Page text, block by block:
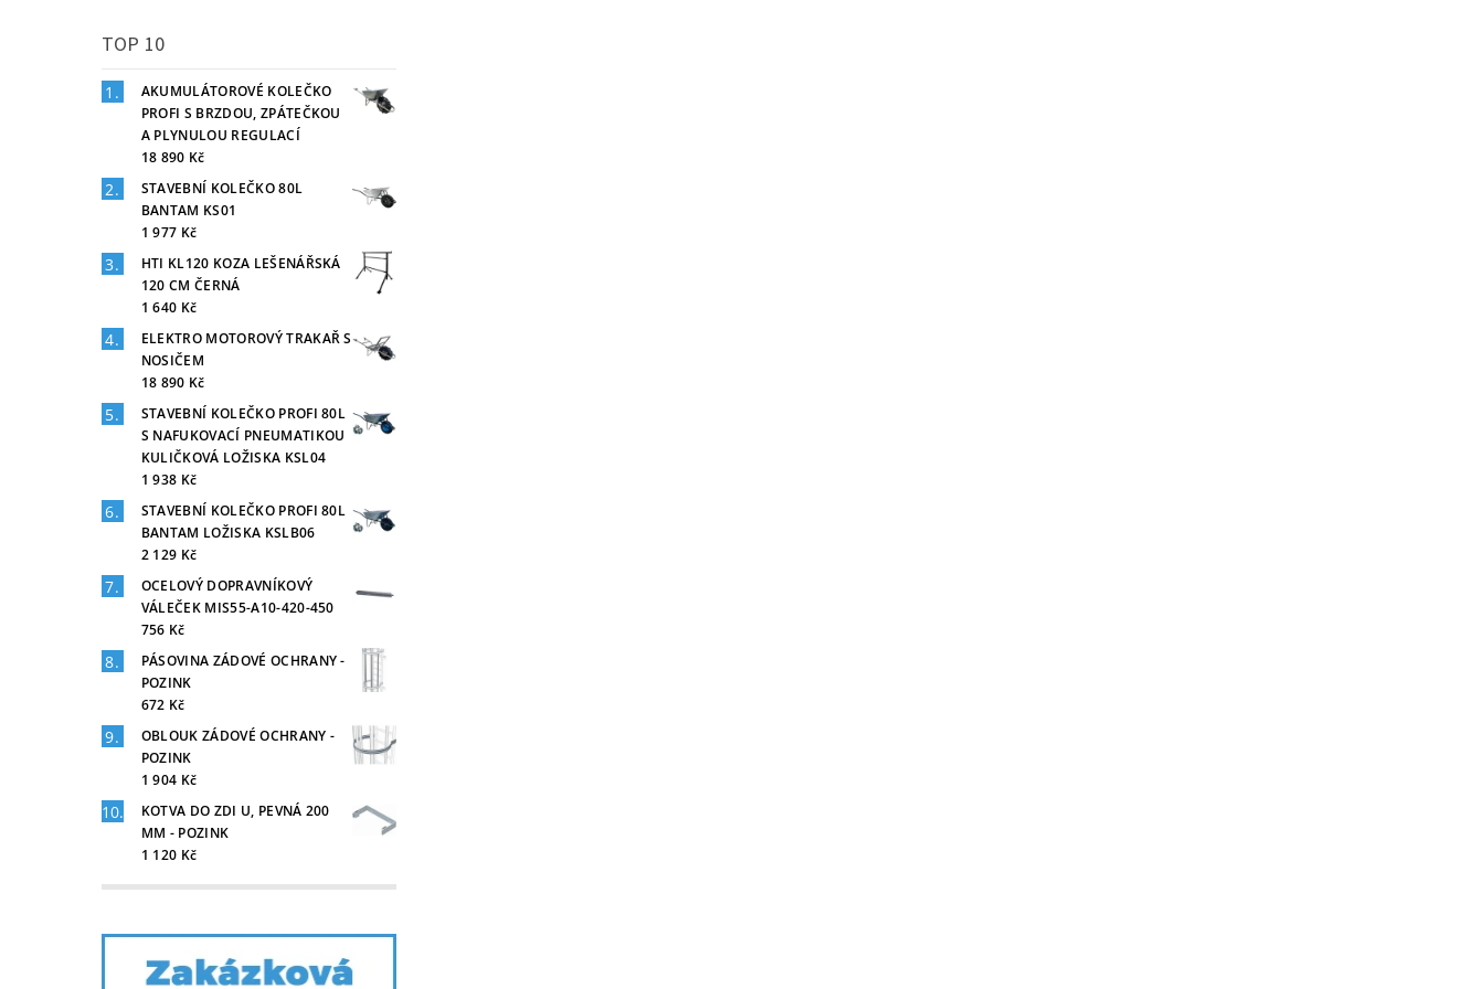
TOP 10
AKUMULÁTOROVÉ KOLEČKO
PROFI S BRZDOU, ZPÁTEČKOU
A PLYNULOU REGULACÍ
18 890 Kč
STAVEBNÍ KOLEČKO 80L
BANTAM KS01
1 977 Kč
HTI KL120 KOZA LEŠENÁŘSKÁ
120 CM ČERNÁ
1 640 Kč
ELEKTRO MOTOROVÝ TRAKAŘ S
NOSIČEM
18 890 Kč
STAVEBNÍ KOLEČKO PROFI 80L
S NAFUKOVACÍ PNEUMATIKOU
KULIČKOVÁ LOŽISKA KSL04
1 938 Kč
STAVEBNÍ KOLEČKO PROFI 80L
BANTAM LOŽISKA KSLB06
2 129 Kč
OCELOVÝ DOPRAVNÍKOVÝ
VÁLEČEK MIS55-A10-420-450
756 Kč
PÁSOVINA ZÁDOVÉ OCHRANY -
POZINK
672 Kč
OBLOUK ZÁDOVÉ OCHRANY -
POZINK
1 904 Kč
KOTVA DO ZDI U, PEVNÁ 200
MM - POZINK
1 120 Kč